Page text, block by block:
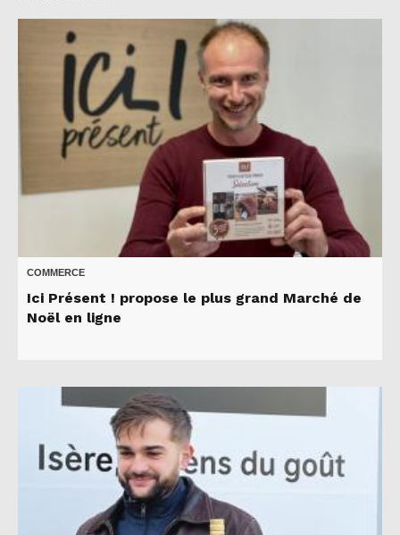
COMMERCE
Ici Présent ! propose le plus grand Marché de
Noël en ligne